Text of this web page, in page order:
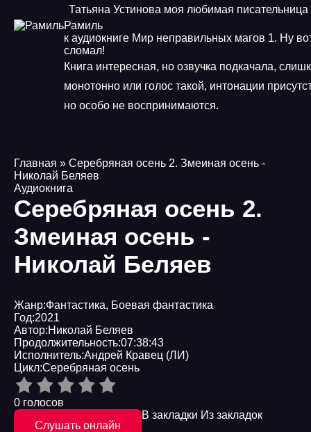
Татьяна Устинова моя любимая писательница
Рамиль
к аудиокниге Мир неправильных магов 1. Ну
сломал!
Книга интересная, но озвучка подкачала,
монотонно или голос такой, интонации
но особо не воспринимаются.
Главная » Серебряная осень 2. Змеиная осень -
Николай Беляев
Аудиокнига
Серебряная осень 2.
Змеиная осень -
Николай Беляев
Жанр:Фантастика, Боевая фантастика
Год:2021
Автор:Николай Беляев
Продолжительность:07:38:43
Исполнитель:Андрей Кравец (ЛИ)
Цикл:Серебряная осень
0 голосов
Слушать онлайн
В закладки Из закладок